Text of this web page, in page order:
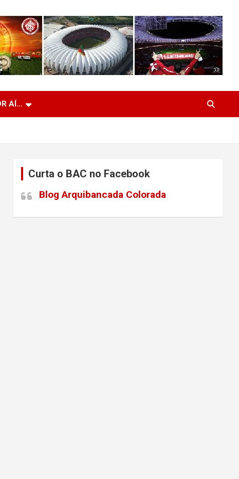
AÍ…
Curta o BAC no Facebook
Blog Arquibancada Colorada